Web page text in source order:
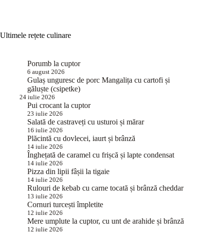
Ultimele rețete culinare
Porumb la cuptor
6 august 2026
Gulaș unguresc de porc Mangalița cu cartofi și
găluște (csipetke)
24 iulie 2026
Pui crocant la cuptor
23 iulie 2026
Salată de castraveți cu usturoi și mărar
16 iulie 2026
Plăcintă cu dovlecei, iaurt și brânză
14 iulie 2026
Înghețată de caramel cu frișcă și lapte condensat
14 iulie 2026
Pizza din lipii fâșii la tigaie
14 iulie 2026
Rulouri de kebab cu carne tocată și brânză cheddar
13 iulie 2026
Cornuri turcești împletite
12 iulie 2026
Mere umplute la cuptor, cu unt de arahide și brânză
12 iulie 2026